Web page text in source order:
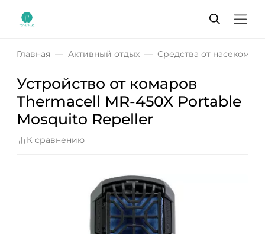
Главная Активный отдых Средства от насекомых
Устройство от комаров
Thermacell MR-450X Portable
Mosquito Repeller
К сравнению